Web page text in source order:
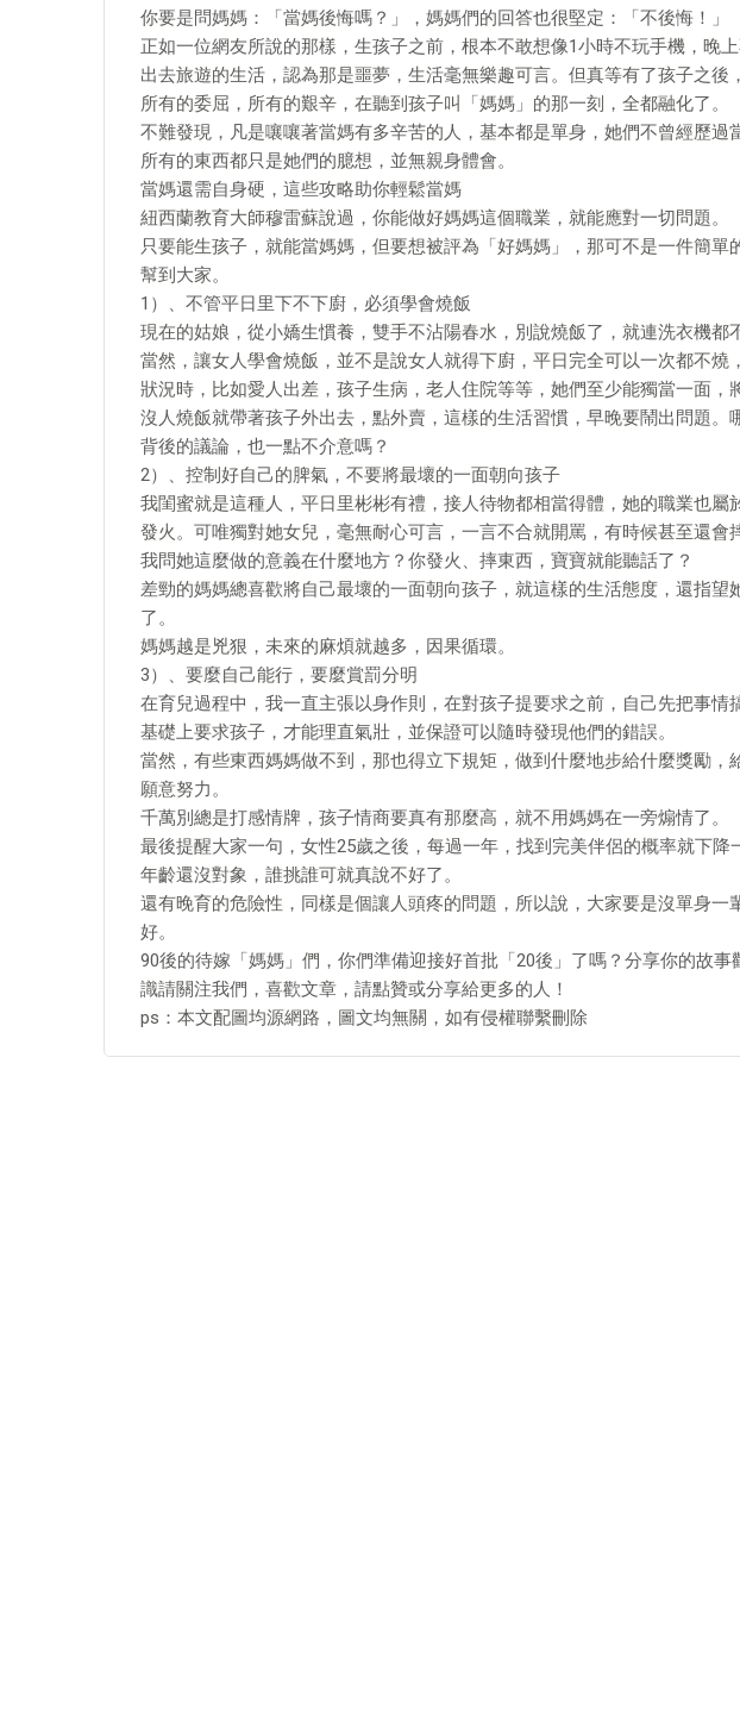
你要是問媽媽：「當媽後悔嗎？」，媽媽們的回答也很堅定：「不後悔！」
正如一位網友所說的那樣，生孩子之前，根本不敢想像1小時不玩手機，晚
出去旅遊的生活，認為那是噩夢，生活毫無樂趣可言。但真等有了孩子之後
所有的委屈，所有的艱辛，在聽到孩子叫「媽媽」的那一刻，全都融化了。
不難發現，凡是嚷嚷著當媽有多辛苦的人，基本都是單身，她們不曾經歷過
所有的東西都只是她們的臆想，並無親身體會。
當媽還需自身硬，這些攻略助你輕鬆當媽
紐西蘭教育大師穆雷蘇說過，你能做好媽媽這個職業，就能應對一切問題。
只要能生孩子，就能當媽媽，但要想被評為「好媽媽」，那可不是一件簡單
幫到大家。
1）、不管平日里下不下廚，必須學會燒飯
現在的姑娘，從小嬌生慣養，雙手不沾陽春水，別說燒飯了，就連洗衣機都
當然，讓女人學會燒飯，並不是說女人就得下廚，平日完全可以一次都不燒
狀況時，比如愛人出差，孩子生病，老人住院等等，她們至少能獨當一面，
沒人燒飯就帶著孩子外出去，點外賣，這樣的生活習慣，早晚要鬧出問題。
背後的議論，也一點不介意嗎？
2）、控制好自己的脾氣，不要將最壞的一面朝向孩子
我閨蜜就是這種人，平日里彬彬有禮，接人待物都相當得體，她的職業也屬
發火。可唯獨對她女兒，毫無耐心可言，一言不合就開罵，有時候甚至還會
我問她這麼做的意義在什麼地方？你發火、摔東西，寶寶就能聽話了？
差勁的媽媽總喜歡將自己最壞的一面朝向孩子，就這樣的生活態度，還指望
了。
媽媽越是兇狠，未來的麻煩就越多，因果循環。
3）、要麼自己能行，要麼賞罰分明
在育兒過程中，我一直主張以身作則，在對孩子提要求之前，自己先把事情
基礎上要求孩子，才能理直氣壯，並保證可以隨時發現他們的錯誤。
當然，有些東西媽媽做不到，那也得立下規矩，做到什麼地步給什麼獎勵，
願意努力。
千萬別總是打感情牌，孩子情商要真有那麼高，就不用媽媽在一旁煽情了。
最後提醒大家一句，女性25歲之後，每過一年，找到完美伴侶的概率就下降
年齡還沒對象，誰挑誰可就真說不好了。
還有晚育的危險性，同樣是個讓人頭疼的問題，所以說，大家要是沒單身一
好。
90後的待嫁「媽媽」們，你們準備迎接好首批「20後」了嗎？分享你的故
識請關注我們，喜歡文章，請點贊或分享給更多的人！
ps：本文配圖均源網路，圖文均無關，如有侵權聯繫刪除